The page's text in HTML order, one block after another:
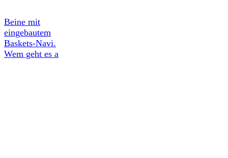
Beine mit
eingebautem
Baskets-Navi.
Wem geht es a